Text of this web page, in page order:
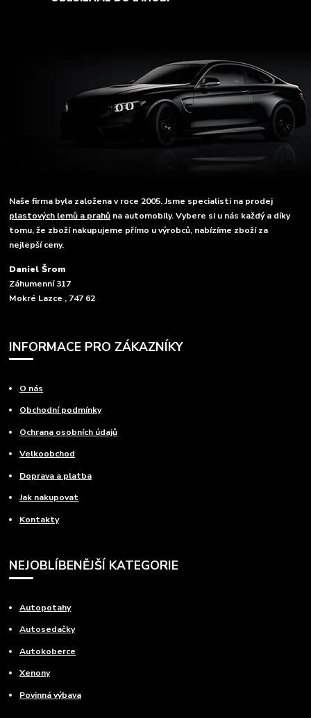
Naše firma byla založena v roce 2005. Jsme specialisti na prodej
plastových lemů a prahů na automobily. Vybere si u nás každý a díky
tomu, že zboží nakupujeme přímo u výrobců, nabízíme zboží za
nejlepší ceny.
Daniel Šrom
Záhumenní 317
Mokré Lazce , 747 62
INFORMACE PRO ZÁKAZNÍKY
O nás
Obchodní podmínky
Ochrana osobních údajů
Velkoobchod
Doprava a platba
Jak nakupovat
Kontakty
NEJOBLÍBENĚJŠÍ KATEGORIE
Autopotahy
Autosedačky
Autokoberce
Xenony
Povinná výbava